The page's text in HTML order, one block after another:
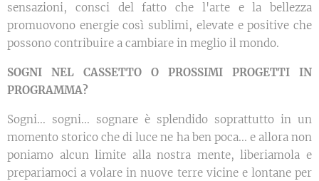
sensazioni, consci del fatto che l'arte e la bellezza
promuovono energie così sublimi, elevate e positive che
possono contribuire a cambiare in meglio il mondo.
SOGNI NEL CASSETTO O PROSSIMI PROGETTI IN
PROGRAMMA?
Sogni... sogni... sognare è splendido soprattutto in un
momento storico che di luce ne ha ben poca... e allora non
poniamo alcun limite alla nostra mente, liberiamola e
prepariamoci a volare in nuove terre vicine e lontane per